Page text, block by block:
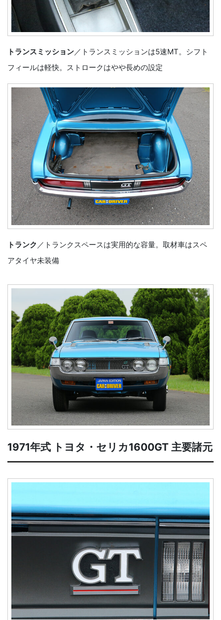
トランスミッション／トランスミッションは5速MT。シフト
フィールは軽快。ストロークはやや長めの設定
トランク ／トランクスペースは実用的な容量。取材車はスペ
アタイヤ未装備
1971年式 トヨタ・セリカ1600GT 主要諸元